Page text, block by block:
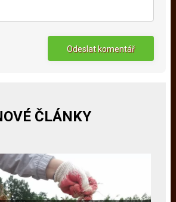
ČLÁNKY